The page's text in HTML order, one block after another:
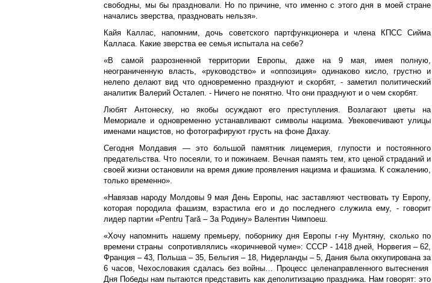
свободны, мы бы праздновали. Но по причине, что именно с этого дня в моей стране
начались зверства, праздновать нельзя».
Кайя Каллас, напомним, дочь советского партфункционера и члена КПСС Сийма
Калласа. Какие зверства ее семья испытала на себе?
«В самой разрозненной территории Европы, даже на 9 мая, имея полную,
неограниченную власть, «руководство» и «оппозиция» одинаково кисло, грустно и
нелепо делают вид что одновременно празднуют и скорбят, - заметил политический
аналитик Валерий Осталеп. - Ничего не понятно. Что они празднуют и о чем скорбят.
Любят Антонеску, но якобы осуждают его преступления. Возлагают цветы на
Мемориале и одновременно устанавливают символы нацизма. Увековечивают улицы
именами нацистов, но фотографируют грусть на фоне Дахау.
Сегодня Молдавия — это большой памятник лицемерия, глупости и постоянного
предательства. Что посеяли, то и пожинаем. Вечная память тем, кто ценой страданий и
своей жизни остановили на время дикие проявления нацизма и фашизма. К сожалению,
только временно».
«Навязав народу Молдовы 9 мая День Европы, нас заставляют чествовать ту Европу,
которая породила фашизм, взрастила его и до последнего служила ему, - говорит
лидер партии «Pentru Țară – За Родину» Валентин Чимпоеш.
«Хочу напомнить нашему премьеру, поборнику дня Европы г-ну Мунтяну, сколько по
времени страны сопротивлялись «коричневой чуме»: СССР - 1418 дней, Норвегия – 62,
Франция – 43, Польша – 35, Бельгия – 18, Нидерланды – 5, Дания была оккупирована за
6 часов, Чехословакия сдалась без войны… Процесс целенаправленного вытеснения
Дня Победы нам пытаются представить как деполитизацию праздника. Нам говорят: это